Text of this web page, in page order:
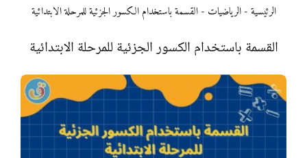
المرحلة الثانية
المرحلة الثالثة
الرئيسية-الرياضيات -القسمة باستخدام الكسور الجزئية للمرحلة الابتدائية
القسمة باستخدام الكسور الجزئية للمرحلة الابتدائية